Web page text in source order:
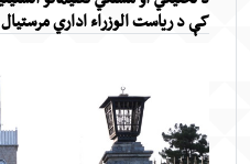
کې د ریاست الوزراء اداري مرستیال